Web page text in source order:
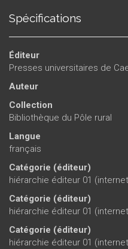
rôle de l’État depuis les
des richesses naturelles
l’utilisation des ressources
économique,
des populations limitrophes.
Spécifications
Éditeur
Presses universitaires de
Auteur
Collection
Bibliothèque du Pôle rural
Langue
français
Catégorie (éditeur)
hiérarchie éditeur 01
Catégorie (éditeur)
hiérarchie éditeur 01
Catégorie (éditeur)
hiérarchie éditeur 01